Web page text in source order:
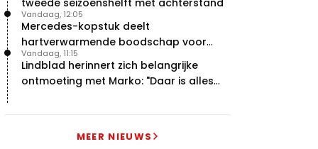
Mercedes-kopstuk deelt
hartverwarmende boodschap voor
overstap naar Red Bull
Vandaag, 12:05
Lindblad herinnert zich belangrijke
ontmoeting met Marko: "Daar is alles
Vandaag, 11:15
MEER NIEUWS